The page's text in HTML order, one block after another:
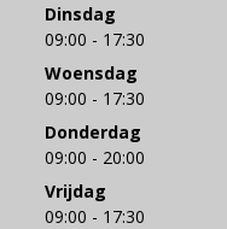
Dinsdag
09:00 - 17:30
Woensdag
09:00 - 17:30
Donderdag
09:00 - 20:00
Vrijdag
09:00 - 17:30